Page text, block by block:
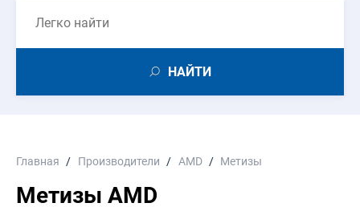
НАЙТИ
Главная Производители AMD Метизы
Метизы AMD